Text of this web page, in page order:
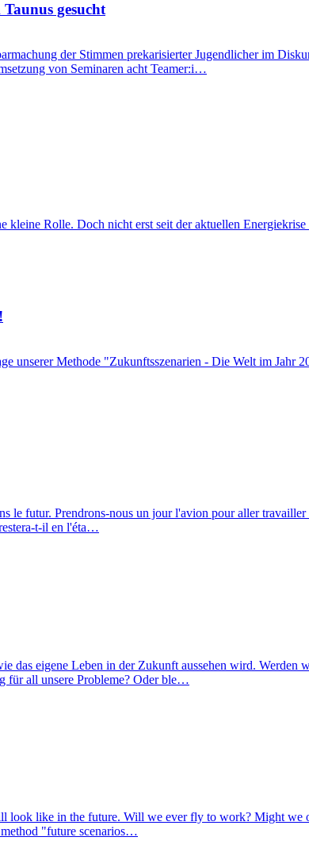
gesucht
der Stimmen prekarisierter Jugendlicher im
von Seminaren acht Teamer:i…
Rolle. Doch nicht erst seit der aktuellen
unserer Methode "Zukunftsszenarien - Die Welt im Jahr
le futur. Prendrons-nous un jour l'avion pour aller
t-il en l'éta…
das eigene Leben in der Zukunft aussehen wird.
für all unsere Probleme? Oder ble…
look like in the future. Will we ever fly to work? Might we
"future scenarios…